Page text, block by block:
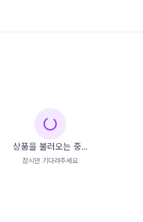
상품을 불러오는 중...
잠시만 기다려주세요